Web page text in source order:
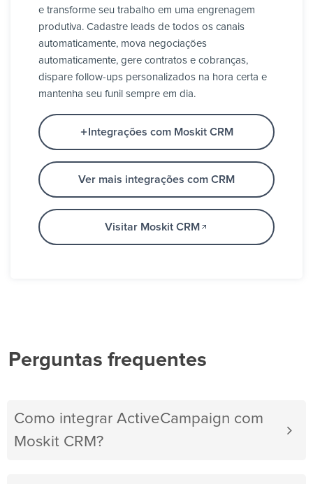
e transforme seu trabalho em uma engrenagem
produtiva. Cadastre leads de todos os canais
automaticamente, mova negociações
automaticamente, gere contratos e cobranças,
dispare follow-ups personalizados na hora certa e
mantenha seu funil sempre em dia.
Integrações com Moskit CRM
Ver mais integrações com CRM
Visitar Moskit CRM
Perguntas frequentes
Como integrar ActiveCampaign com
Moskit CRM?